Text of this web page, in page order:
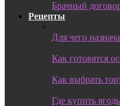
Брачный
Рецепты
Для чего
Как готовятся
Как выбрать
Где купить